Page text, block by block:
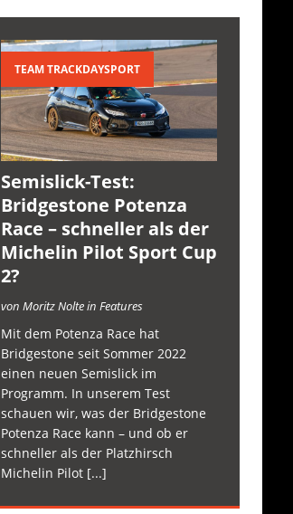
TEAM TRACKDAYSPORT
Semislick-Test:
Bridgestone Potenza
Race – schneller als der
Michelin Pilot Sport Cup
2?
von Moritz Nolte in Features
Mit dem Potenza Race hat
Bridgestone seit Sommer 2022
einen neuen Semislick im
Programm. In unserem Test
schauen wir, was der Bridgestone
Potenza Race kann – und ob er
schneller als der Platzhirsch
Michelin Pilot [...]